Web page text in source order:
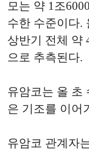
모는 약 1조
수한 수준이다.
상반기 전체 약
으로 추측된다.
유암코는 올 초
은 기조를 이어
유암코 관계자